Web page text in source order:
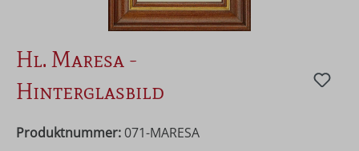
Hl. Maresa -
Hinterglasbild
Produktnummer: 071-MARESA